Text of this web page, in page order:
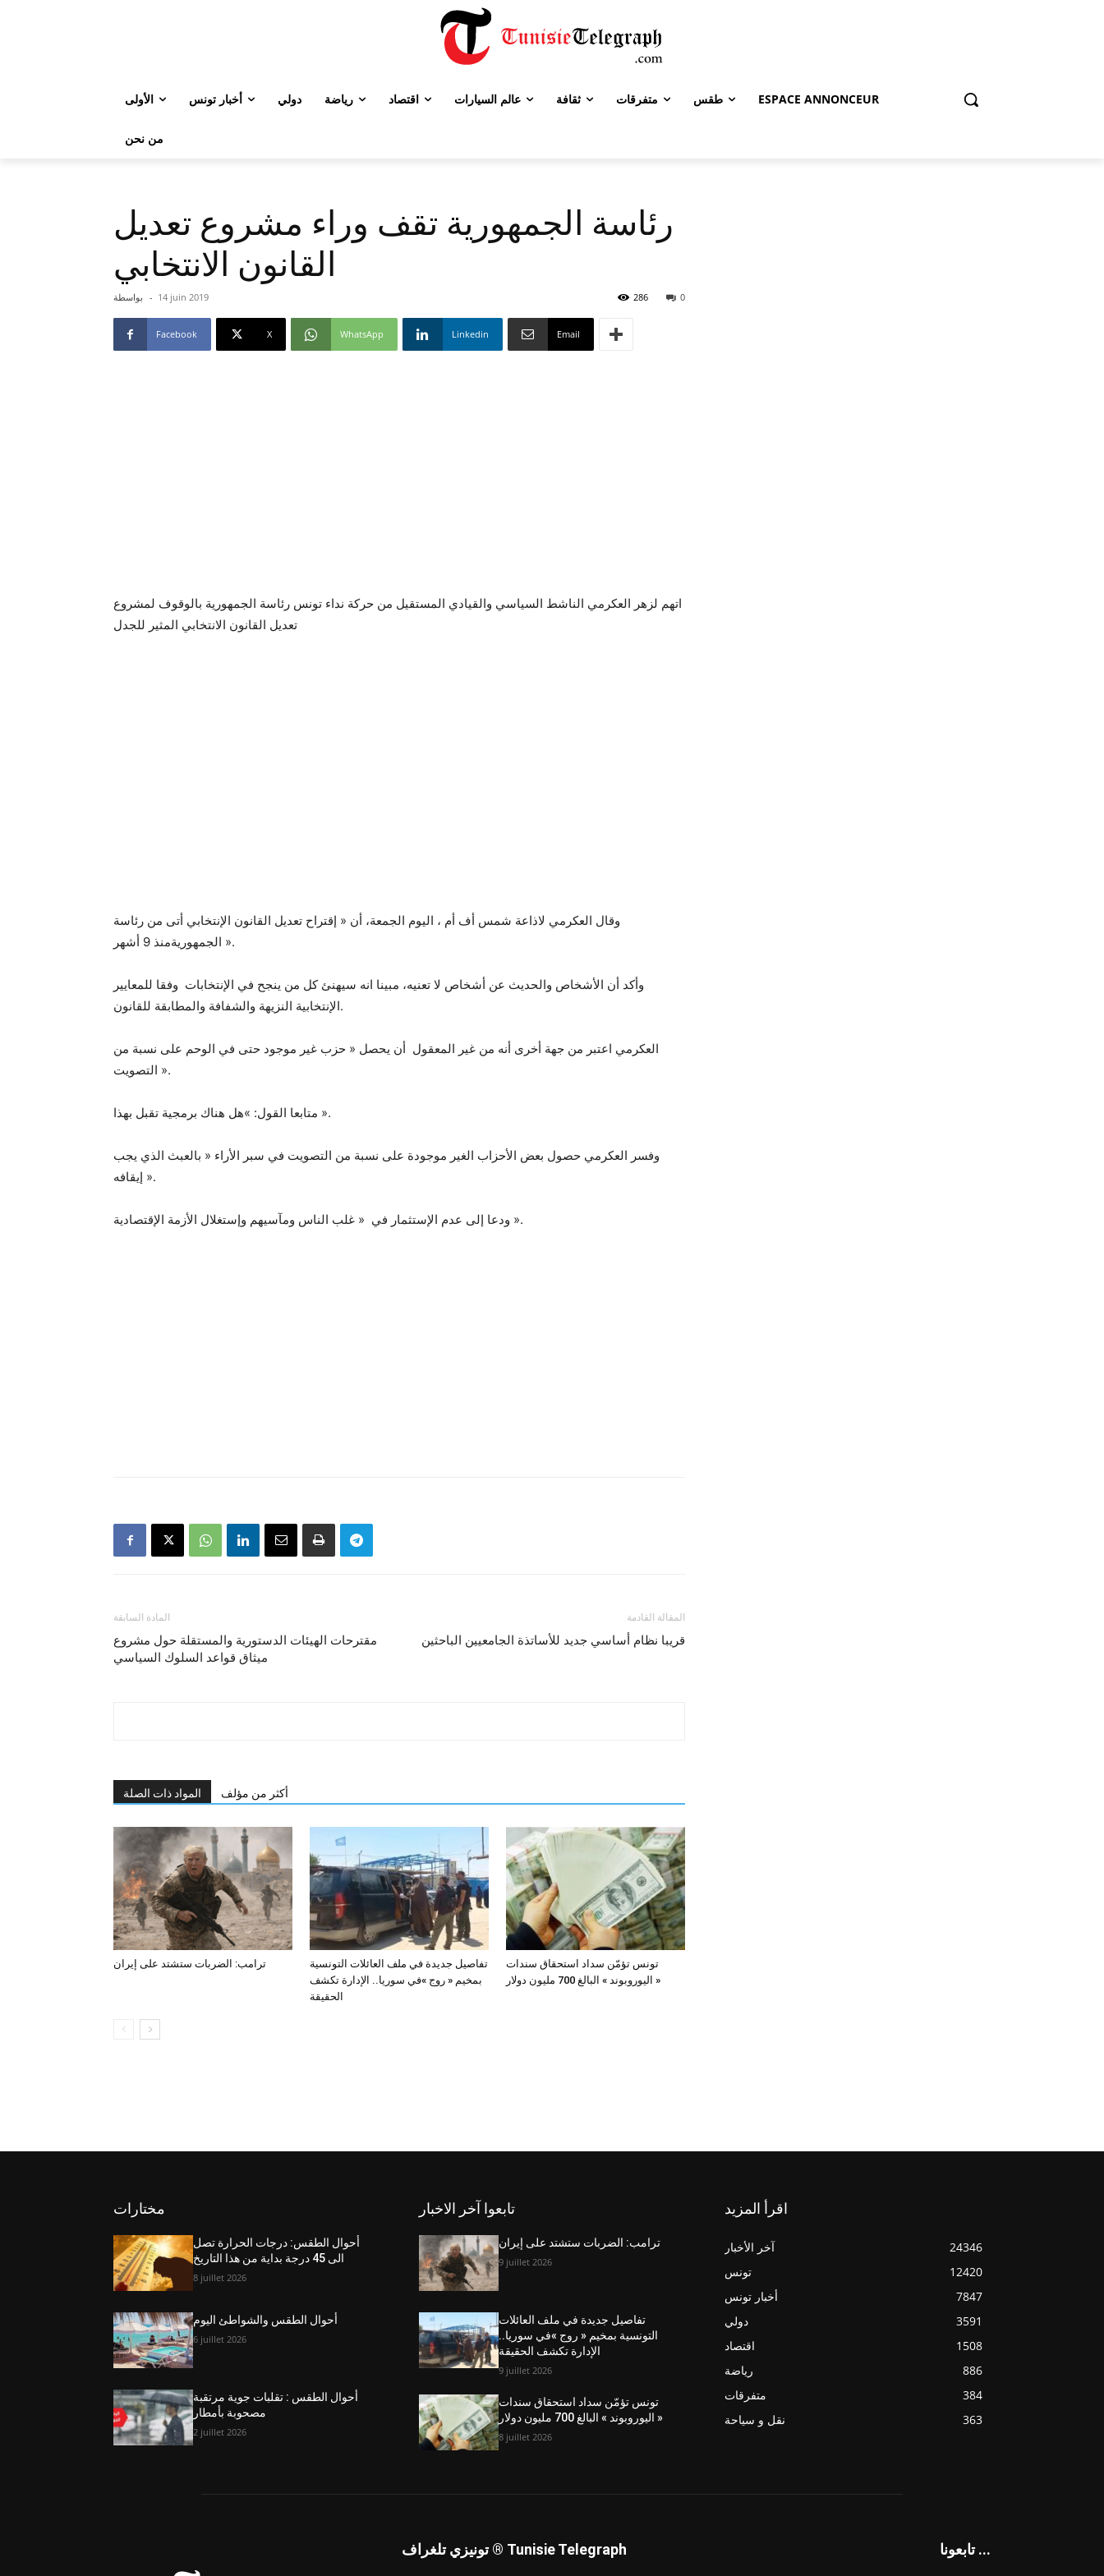
الأولى أخبار تونس دولي رياضة اقتصاد عالم السيارات ثقافة متفرقات طقس ESPACE ANNONCEUR
من نحن
رئاسة الجمهورية تقف وراء مشروع تعديل
القانون الانتخابي
بواسطة - 14 juin 2019 0
286
Facebook X WhatsApp Linkedin Email
اتهم لزهر العكرمي الناشط السياسي والقيادي المستقيل من حركة نداء تونس رئاسة الجمهورية بالوقوف لمشروع
تعديل القانون الانتخابي المثير للجدل
وقال العكرمي لاذاعة شمس أف أم ، اليوم الجمعة، أن « إقتراح تعديل القانون الإنتخابي أتى من رئاسة
الجمهوريةمنذ 9 أشهر ».
وأكد أن الأشخاص والحديث عن أشخاص لا تعنيه، مبينا انه سيهنئ كل من ينجح في الإنتخابات وفقا للمعايير
الإنتخابية النزيهة والشفافة والمطابقة للقانون.
العكرمي اعتبر من جهة أخرى أنه من غير المعقول أن يحصل « حزب غير موجود حتى في الوحم على نسبة من
التصويت ».
متابعا القول: »هل هناك برمجية تقبل بهذا ».
وفسر العكرمي حصول بعض الأحزاب الغير موجودة على نسبة من التصويت في سبر الأراء « بالعبث الذي يجب
إيقافه ».
ودعا إلى عدم الإستثمار في « غلب الناس ومآسيهم وإستغلال الأزمة الإقتصادية ».
المادة السابقة
مقترحات الهيئات الدستورية والمستقلة حول مشروع
ميثاق قواعد السلوك السياسي
المقالة القادمة
قريبا نظام أساسي جديد للأساتذة الجامعيين الباحثين
المواد ذات الصلة أكثر من مؤلف
ترامب: الضربات ستشتد على إيران
تفاصيل جديدة في ملف العائلات التونسية
بمخيم « روج »في سوريا.. الإدارة تكشف
الحقيقة
تونس تؤمّن سداد استحقاق سندات
« اليوروبوند » البالغ 700 مليون دولار
مختارات
أحوال الطقس: درجات الحرارة تصل
الى 45 درجة بداية من هذا التاريخ
8 juillet 2026
أحوال الطقس والشواطئ اليوم
6 juillet 2026
أحوال الطقس : تقلبات جوية مرتقبة
مصحوبة بأمطار
2 juillet 2026
تابعوا آخر الاخبار
ترامب: الضربات ستشتد على إيران
9 juillet 2026
تفاصيل جديدة في ملف العائلات
التونسية بمخيم « روج »في سوريا..
الإدارة تكشف الحقيقة
9 juillet 2026
تونس تؤمّن سداد استحقاق سندات
« اليوروبوند » البالغ 700 مليون دولار
8 juillet 2026
اقرأ المزيد
آخر الأخبار
24346
تونس
12420
أخبار تونس
7847
دولي
3591
اقتصاد
1508
رياضة
886
متفرقات
384
نقل و سياحة
363
تونيزي تلغراف ® Tunisie Telegraph تابعونا ...